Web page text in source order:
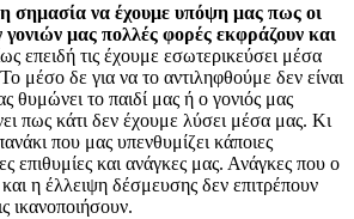
σημασία να έχουμε υπόψη μας πως οι
μας πολλές φορές εκφράζουν και
επειδή τις έχουμε εσωτερικεύσει μέσα
μέσο δε για να το αντιληφθούμε δεν είναι
θυμώνει το παιδί μας ή ο γονιός μας
πως κάτι δεν έχουμε λύσει μέσα μας. Κι
που μας υπενθυμίζει κάποιες
επιθυμίες και ανάγκες μας. Ανάγκες που ο
η έλλειψη δέσμευσης δεν επιτρέπουν
ικανοποιήσουν.